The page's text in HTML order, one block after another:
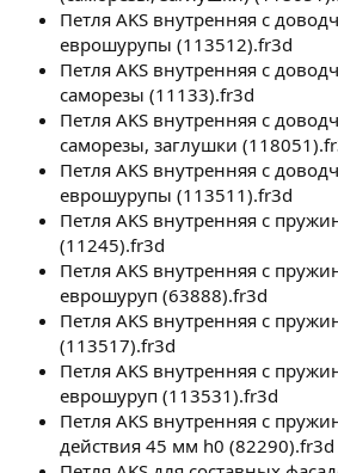
Петля AKS внутренняя с
еврошурупы (113512).fr3d
Петля AKS внутренняя с
саморезы (11133).fr3d
Петля AKS внутренняя с
саморезы, заглушки
Петля AKS внутренняя с
еврошурупы (113511).fr3d
Петля AKS внутренняя с
(11245).fr3d
Петля AKS внутренняя с
еврошуруп (63888).fr3d
Петля AKS внутренняя с
(113517).fr3d
Петля AKS внутренняя с
еврошуруп (113531).fr3d
Петля AKS внутренняя с
действия 45 мм h0 (82290).fr3d